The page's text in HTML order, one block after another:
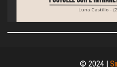
© 2024 |